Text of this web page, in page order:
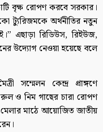
বৃক্ষ রোপণ করবে সরকার।
ট্যুরিজমকে অর্থনীতির নতুন
এছাড়া রিডিউস, রিইউজ,
উদ্যোগ নেওয়া হয়েছে বলে
সম্মেলন কেন্দ্র প্রাঙ্গণে
ও নিম গাছের চারা রোপণ
মাঠে আয়োজিত জাতীয়